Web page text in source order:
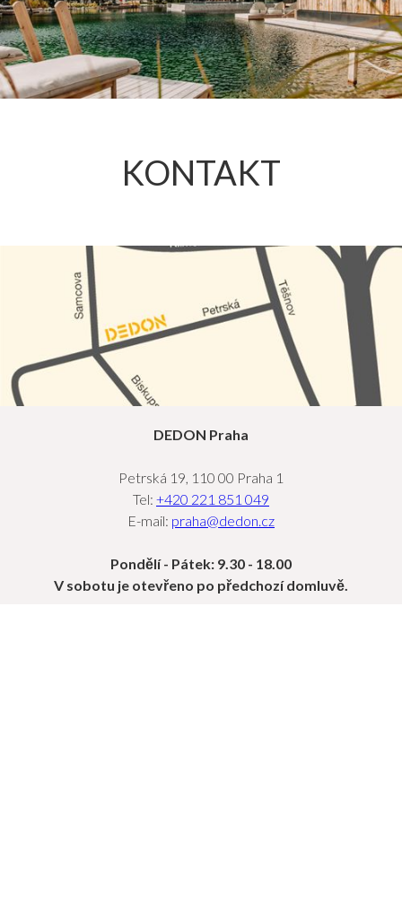
KONTAKT
DEDON Praha
Petrská 19, 110 00 Praha 1
Tel: +420 221 851 049
E-mail: praha@dedon.cz
Pondělí - Pátek: 9.30 - 18.00
V sobotu je otevřeno po předchozí domluvě.